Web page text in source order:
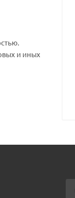
и иных